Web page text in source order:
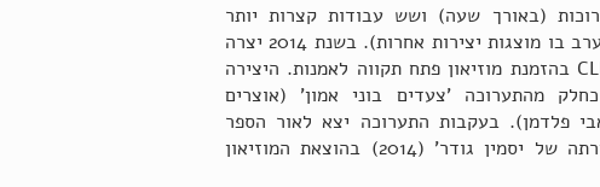
(באורך שעה) ושש עבודות קצרות יותר
(שאורכן עד 45 דקה, כחלק מערב בו מוצגות יצירות אחרות). בשנת 2014 יצרה
יסמין גודר את היצירה CLIMAX בהזמנת מוזיאון פתח תקווה לאמנות. היצירה
מהתערוכה 'צעדים בוני אמון' (אוצרים
פלדמן). בעקבות התערוכה יצא לאור הספר
'אקסטרמום - מבטים על יצירתה של יסמין גודר' (2014) בהוצאת המוזיאון